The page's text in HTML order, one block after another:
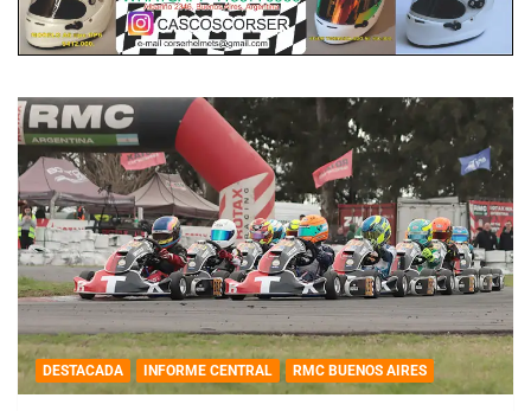
DESTACADA INFORME CENTRAL RMC BUENOS AIRES